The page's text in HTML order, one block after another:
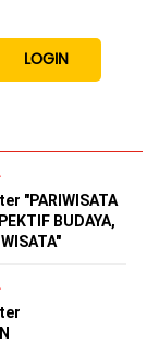
LOGIN
"PARIWISATA
BUDAYA,